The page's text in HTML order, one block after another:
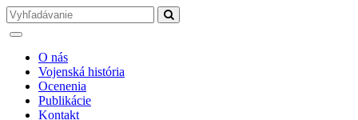
O nás
Vojenská história
Ocenenia
Publikácie
Kontakt